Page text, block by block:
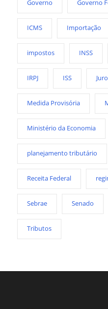
Governo Governo
ICMS Importação
impostos INSS
IRPJ ISS
Medida Provisória
Ministério da Economia
planejamento tributário
Receita Federal
Sebrae Senado
Tributos